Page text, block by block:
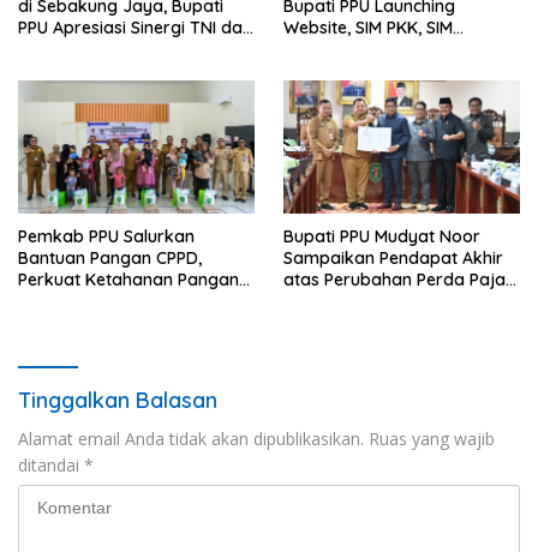
di Sebakung Jaya, Bupati
PPU Apresiasi Sinergi TNI dan
Bupati PPU Launching
Website, SIM PKK, SIM
Pemkab PPU Salurkan
Bantuan Pangan CPPD,
Perkuat Ketahanan Pangan
Bupati PPU Mudyat Noor
Sampaikan Pendapat Akhir
atas Perubahan Perda Pajak
Tinggalkan Balasan
Alamat email Anda tidak akan dipublikasikan. Ruas yang wajib
ditandai *